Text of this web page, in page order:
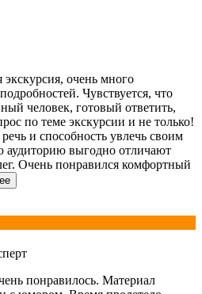
экскурсия, очень много
Чувствуется, что
человек, готовый ответить,
по теме экскурсии и не только!
и способность увлечь своим
аудиторию выгодно отличают
Очень понравился комфортный
понравилось. Материал